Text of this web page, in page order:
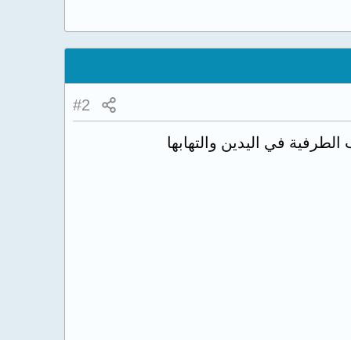
#2
في اليدين والتهابها